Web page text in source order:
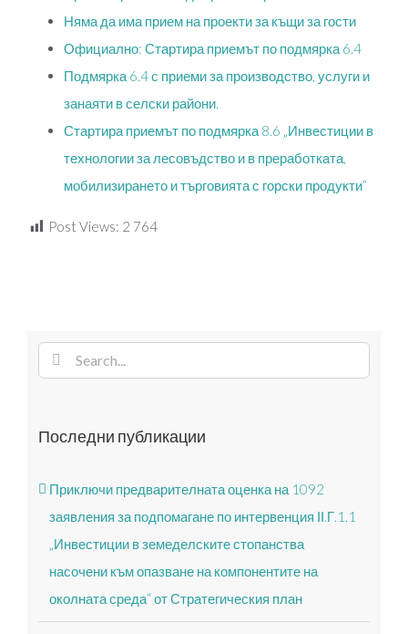
Няма да има прием на проекти за къщи за гости
Официално: Стартира приемът по подмярка 6.4
Подмярка 6.4 с приеми за производство, услуги и
занаяти в селски райони.
Стартира приемът по подмярка 8.6 „Инвестиции в
технологии за лесовъдство и в преработката,
мобилизирането и търговията с горски продукти“
Post Views: 2 764
Search
for:
Последни публикации
Приключи предварителната оценка на 1092
заявления за подпомагане по интервенция ІІ.Г.1.1
„Инвестиции в земеделските стопанства
насочени към опазване на компонентите на
околната среда“ от Стратегическия план